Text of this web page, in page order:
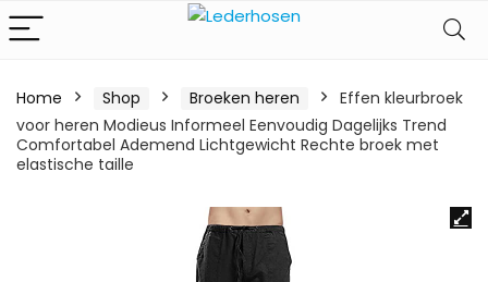
Home Shop Broeken heren
Effen kleurbroek
voor heren Modieus Informeel Eenvoudig Dagelijks Trend
Comfortabel Ademend Lichtgewicht Rechte broek met
elastische taille